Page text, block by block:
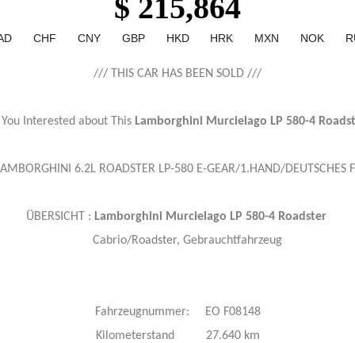
$ 215,864
CHF CNY GBP HKD HRK MXN NOK
/// THIS CAR HAS BEEN SOLD ///
Interested about This Lamborghini Murcielago LP 580-4
6.2L ROADSTER LP-580 E-GEAR/1.HAND/DEUTSCHES
ÜBERSICHT : Lamborghini Murcielago LP 580-4 Roadster
Cabrio/Roadster, Gebrauchtfahrzeug
Fahrzeugnummer: EO F08148
Kilometerstand 27.640 km